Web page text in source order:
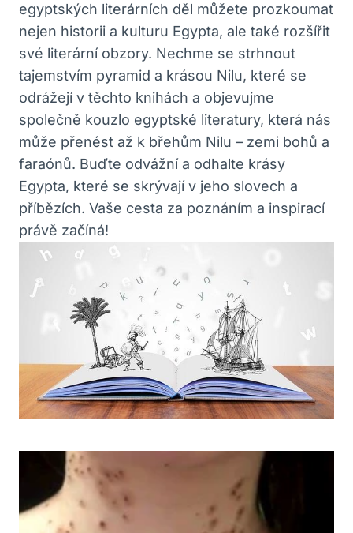
egyptských literárních děl můžete prozkoumat
nejen historii a kulturu Egypta, ale také rozšířit
své literární obzory. Nechme se strhnout
tajemstvím pyramid a krásou Nilu, které se
odrážejí v těchto knihách a objevujme
společně kouzlo egyptské literatury, která nás
může přenést až k břehům Nilu – zemi bohů a
faraónů. Buďte odvážní a odhalte krásy
Egypta, které se skrývají v jeho slovech a
příbězích. Vaše cesta za poznáním a inspirací
právě začíná!